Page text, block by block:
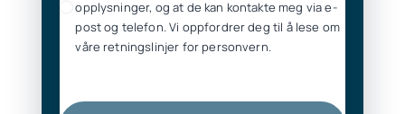
opplysninger, og at de kan kontakte meg via e-
post og telefon. Vi oppfordrer deg til å lese om
våre retningslinjer for personvern.